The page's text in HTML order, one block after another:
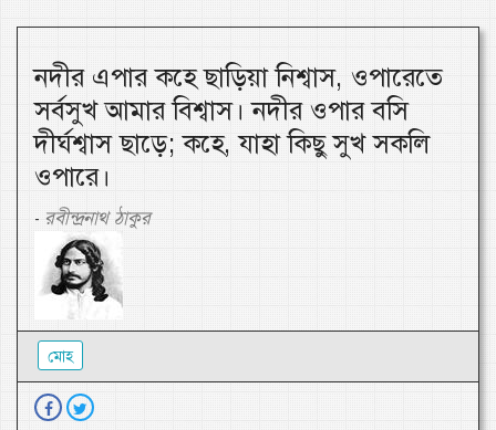
নদীর এপার কহে ছাড়িয়া নিশ্বাস, ওপারেতে
সর্বসুখ আমার বিশ্বাস। নদীর ওপার বসি
দীর্ঘশ্বাস ছাড়ে; কহে, যাহা কিছু সুখ সকলি
ওপারে।
- রবীন্দ্রনাথ ঠাকুর
মোহ